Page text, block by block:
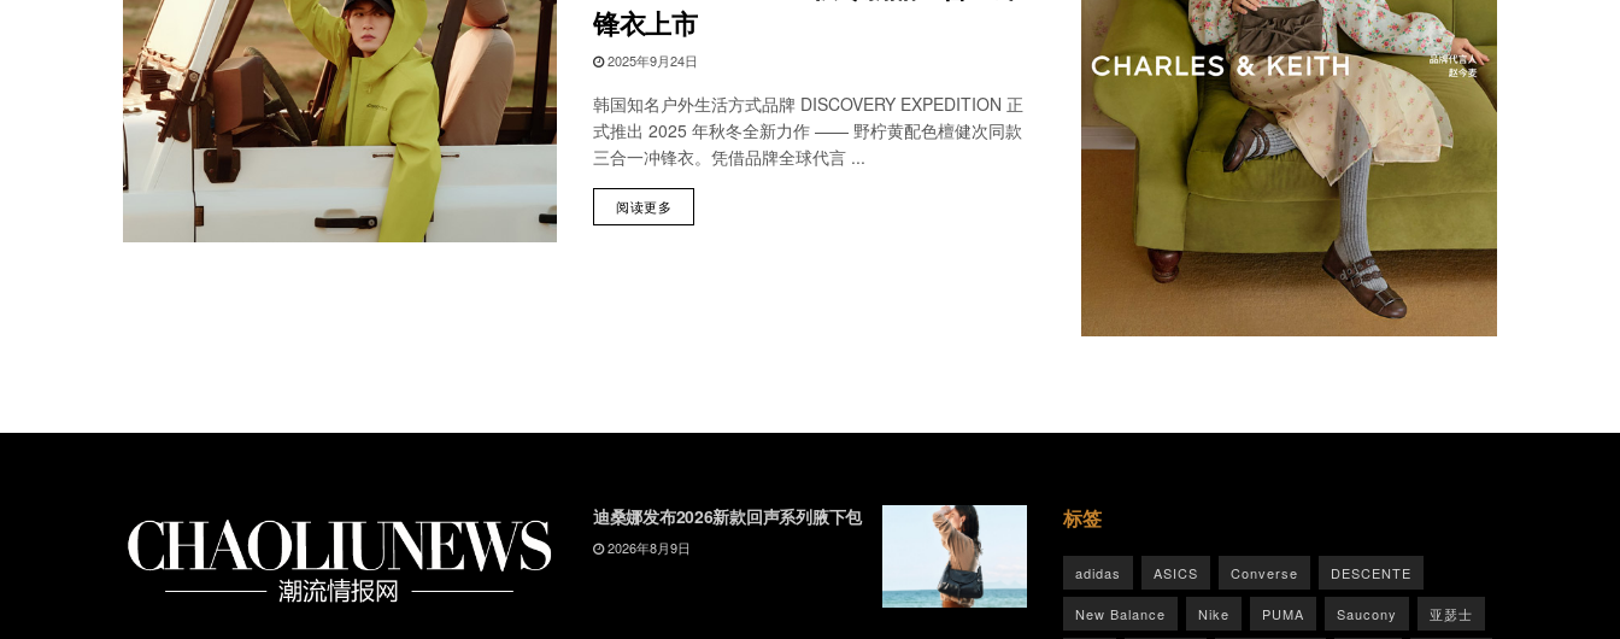
锋衣上市
2025年9月24日
韩国知名户外生活方式品牌 DISCOVERY EXPEDITION 正
式推出 2025 年秋冬全新力作 —— 野柠黄配色檀健次同款
三合一冲锋衣。凭借品牌全球代言 ...
阅读更多
迪桑娜发布2026新款回声系列腋下包
2026年8月9日
标签
adidas ASICS Converse DESCENTE
New Balance Nike PUMA Saucony 亚瑟士